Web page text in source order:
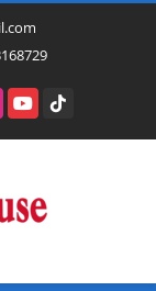
YouTubeTikTok